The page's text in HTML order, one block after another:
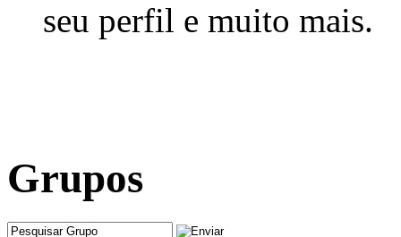
seu perfil e muito mais.
Grupos